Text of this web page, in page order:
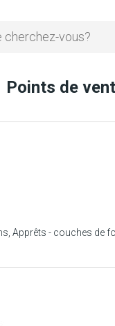
Points de
Apprêts - couches de